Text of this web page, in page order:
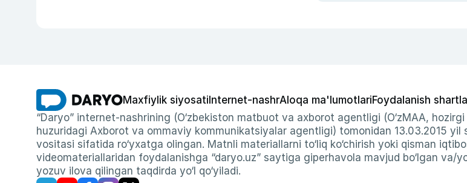
Maxfiylik siyosati Internet-nashrAloqa ma'lumotlariFoydalanish
“Daryo” internet-nashrining (O‘zbekiston matbuot va axborot agentligi (O‘zMAA,
huzuridagi Axborot va ommaviy kommunikatsiyalar agentligi) tomonidan 13.03.2015
vositasi sifatida ro‘yxatga olingan. Matnli materiallarni to‘liq ko‘chirish yoki qisman
videomateriallaridan foydalanishga “daryo.uz” saytiga giperhavola mavjud bo‘lgan va/
yozuv ilova qilingan taqdirda yo‘l qo‘yiladi.